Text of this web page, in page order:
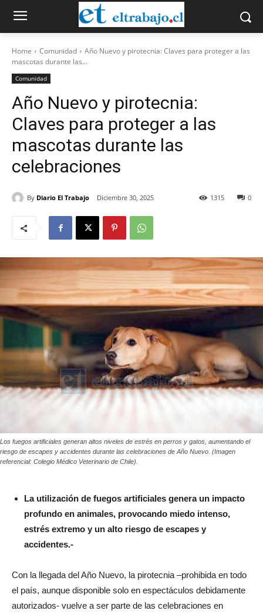
Home Comunidad
Año Nuevo y pirotecnia: Claves para proteger a las
mascotas durante las...
Comunidad
Año Nuevo y pirotecnia:
Claves para proteger a las
mascotas durante las
celebraciones
By Diario El Trabajo Diciembre 30, 2025 0
1315
Los fuegos artificiales generan altos niveles de estrés en perros y gatos, aumentando el
riesgo de escapes y accidentes durante las celebraciones de Año Nuevo. (Imagen
referencial: Colegio Médico Veterinario de Chile).
La utilización de fuegos artificiales genera un impacto
profundo en animales, provocando miedo intenso,
estrés extremo y un alto riesgo de escapes y
accidentes.-
Con la llegada del Año Nuevo, la pirotecnia –prohibida en todo
el país, aunque disponible solo en espectáculos debidamente
autorizados- vuelve a ser parte de las celebraciones en